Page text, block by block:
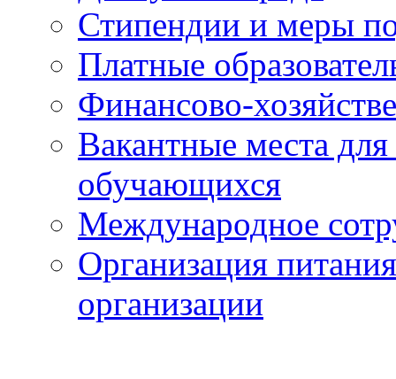
Стипендии и меры
Платные
Финансово-
Вакантные места
обучающихся
Международное
Организация
организации